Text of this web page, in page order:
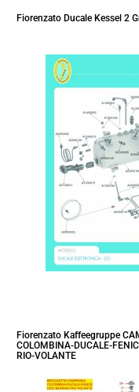
Fiorenzato Ducale Kessel 2
Fiorenzato Kaffeegruppe
COLOMBINA-DUCALE-
RIO-VOLANTE